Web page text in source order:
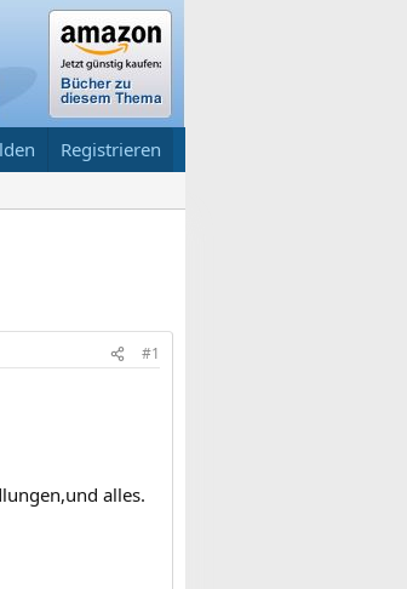
Registrieren
#1
alles.